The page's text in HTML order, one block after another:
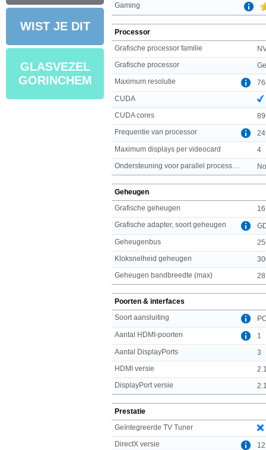
WIST JE DIT
GLASVEZEL
GORINCHEM
Gaming
Processor
Grafische processor familie
Grafische processor
Maximum resolutie
CUDA
CUDA cores
Frequentie van processor
Maximum displays per videocard
4
Geheugen
Grafische geheugen
Grafische adapter, soort geheugen
Geheugenbus
Kloksnelheid geheugen
Geheugen bandbreedte (max)
Poorten & interfaces
Soort aansluiting
Aantal HDMI-poorten
1
Aantal DisplayPorts
3
HDMI versie
DisplayPort versie
Prestatie
Geïntegreerde TV Tuner
DirectX versie
12